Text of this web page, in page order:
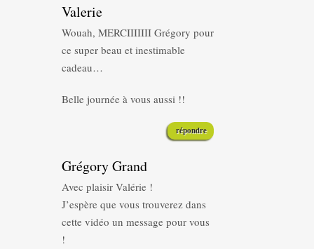
Valerie
Wouah, MERCIIIIIII Grégory pour
ce super beau et inestimable
cadeau…
Belle journée à vous aussi !!
répondre
Grégory Grand
Avec plaisir Valérie !
J’espère que vous trouverez dans
cette vidéo un message pour vous
!